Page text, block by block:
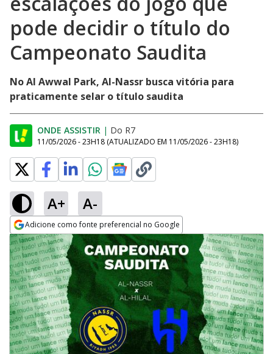
pode decidir o título do
Campeonato Saudita
No Al Awwal Park, Al-Nassr busca vitória para
praticamente selar o título saudita
ONDE ASSISTIR | Do R7
11/05/2026 - 23H18 (ATUALIZADO EM 11/05/2026 - 23H18)
A+ A-
Adicione como fonte preferencial no Google
Opens in new window